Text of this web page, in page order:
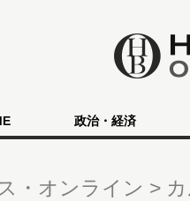
政治・経済
・オンライン